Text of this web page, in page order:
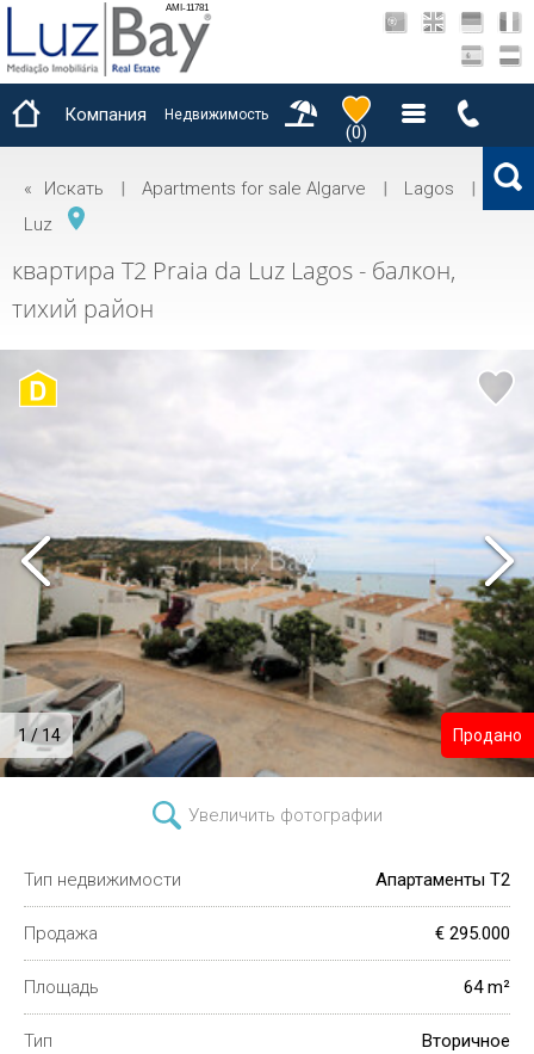
AMI-11781
Компания Недвижимость
(0)
« Искать | Apartments for sale Algarve | Lagos
|
Luz
квартира T2 Praia da Luz Lagos - балкон,
тихий район
1 / 14 Продано
Увеличить фотографии
Тип недвижимости Апартаменты T2
Продажа € 295.000
Площадь 64 m²
Тип Вторичное